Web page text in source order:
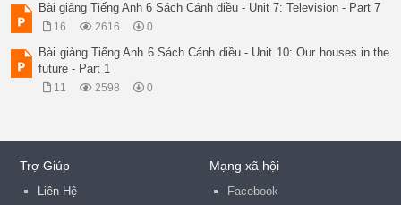
Bài giảng Tiếng Anh 6 Sách Cánh diều - Unit 7: Television - Part 7
16 2616 0
Bài giảng Tiếng Anh 6 Sách Cánh diều - Unit 10: Our houses in the
future - Part 1
11 2598 0
Trợ Giúp
Liên Hệ
Mạng xã hội
Facebook